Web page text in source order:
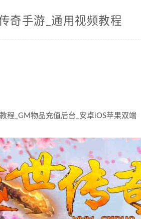
奇手游_通用视频教程
程_GM物品充值后台_安卓iOS苹果双端